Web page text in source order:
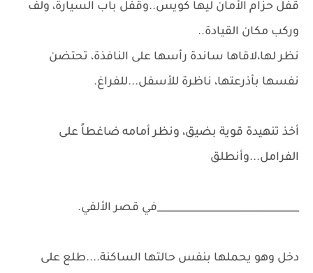
قفل حزام الأمان ليها كويس..وقفل باب السيارة، ولف
وركب مكان القيادة..
نظر لها،لاقاها ساندة رأسها على النافذة، تحتضن
نفسها بأذرعتها، ناظرة للأسفل...للفراغ.
أخذ تنهيدة قوية بضيق، ونظر أمامه ضاغطاً على
الفرامل...وأنطلق
_____________________________في قصر الألفي.
دخل وهو يحملها بنفس حالتها الساكنة....طلع على